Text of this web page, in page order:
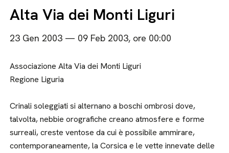
Alta Via dei Monti Liguri
23 Gen 2003 — 09 Feb 2003, ore 00:00
Associazione Alta Via dei Monti Liguri
Regione Liguria
Crinali soleggiati si alternano a boschi ombrosi dove,
talvolta, nebbie orografiche creano atmosfere e forme
surreali, creste ventose da cui è possibile ammirare,
contemporaneamente, la Corsica e le vette innevate delle